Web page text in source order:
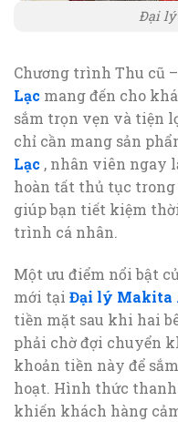
Đại lý
Chương trình Thu cũ
Lạc mang đến cho
sắm trọn vẹn và tiện
chỉ cần mang sản
Lạc , nhân viên ngay
hoàn tất thủ tục trong
giúp bạn tiết kiệm
trình cá nhân.
Một ưu điểm nổi bật
mới tại Đại lý Makita
tiền mặt sau khi hai
phải chờ đợi chuyển
khoản tiền này để
hoạt. Hình thức
khiến khách hàng